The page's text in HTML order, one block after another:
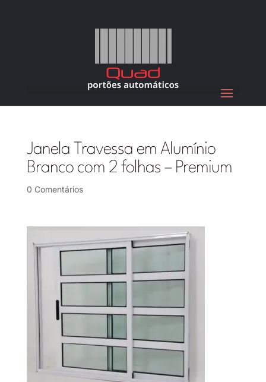
Janela Travessa em Alumínio
Branco com 2 folhas – Premium
0 Comentários